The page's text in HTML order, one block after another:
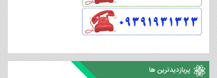
پربازدیدترین ها